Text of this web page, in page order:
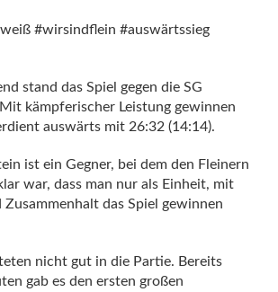
#wirsindflein #auswärtssieg
stand das Spiel gegen die SG
kämpferischer Leistung gewinnen
auswärts mit 26:32 (14:14).
ist ein Gegner, bei dem den Fleinern
war, dass man nur als Einheit, mit
Zusammenhalt das Spiel gewinnen
nicht gut in die Partie. Bereits
gab es den ersten großen